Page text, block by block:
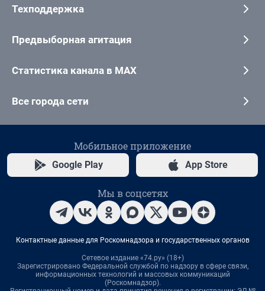
Техподдержка
Предвыборная агитация
Статистика канала в MAX
Все города сети
Мобильное приложение
Google Play App Store
Мы в соцсетях
Контактные данные для Роскомнадзора и государственных органов
Сетевое издание «74.ру» (18+)
Зарегистрировано Федеральной службой по надзору в сфере связи,
информационных технологий и массовых коммуникаций
(Роскомнадзор).